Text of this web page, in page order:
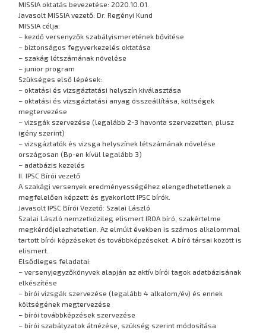
MISSIA oktatás bevezetése: 2020.10.01.
Javasolt MISSIA vezető: Dr. Regényi Kund
MISSIA célja:
– kezdő versenyzők szabályismeretének bővítése
– biztonságos fegyverkezelés oktatása
– szakág létszámának növelése
– junior program
Szükséges első lépések:
– oktatási és vizsgáztatási helyszín kiválasztása
– oktatási és vizsgáztatási anyag összeállítása, költségek
megtervezése
– vizsgák szervezése (legalább 2-3 havonta szervezetten, plusz
igény szerint)
– vizsgáztatók és vizsga helyszínek létszámának növelése
országosan (Bp-en kívül legalább 3)
– adatbázis kezelés
II. IPSC Bírói vezető
A szakági versenyek eredményességéhez elengedhetetlenek a
megfelelően képzett és gyakorlott IPSC bírók.
Javasolt IPSC Bírói Vezető: Szalai László
Szalai László nemzetközileg elismert IROA bíró, szakértelme
megkérdőjelezhetetlen. Az elmúlt években is számos alkalommal
tartott bírói képzéseket és továbbképzéseket. A bíró társai között is
elismert.
Elsődleges feladatai:
– versenyjegyzőkönyvek alapján az aktív bírói tagok adatbázisának
elkészítése
– bírói vizsgák szervezése (legalább 4 alkalom/év) és ennek
költségének megtervezése
– bírói továbbképzések szervezése
– bírói szabályzatok átnézése, szükség szerint módosítása